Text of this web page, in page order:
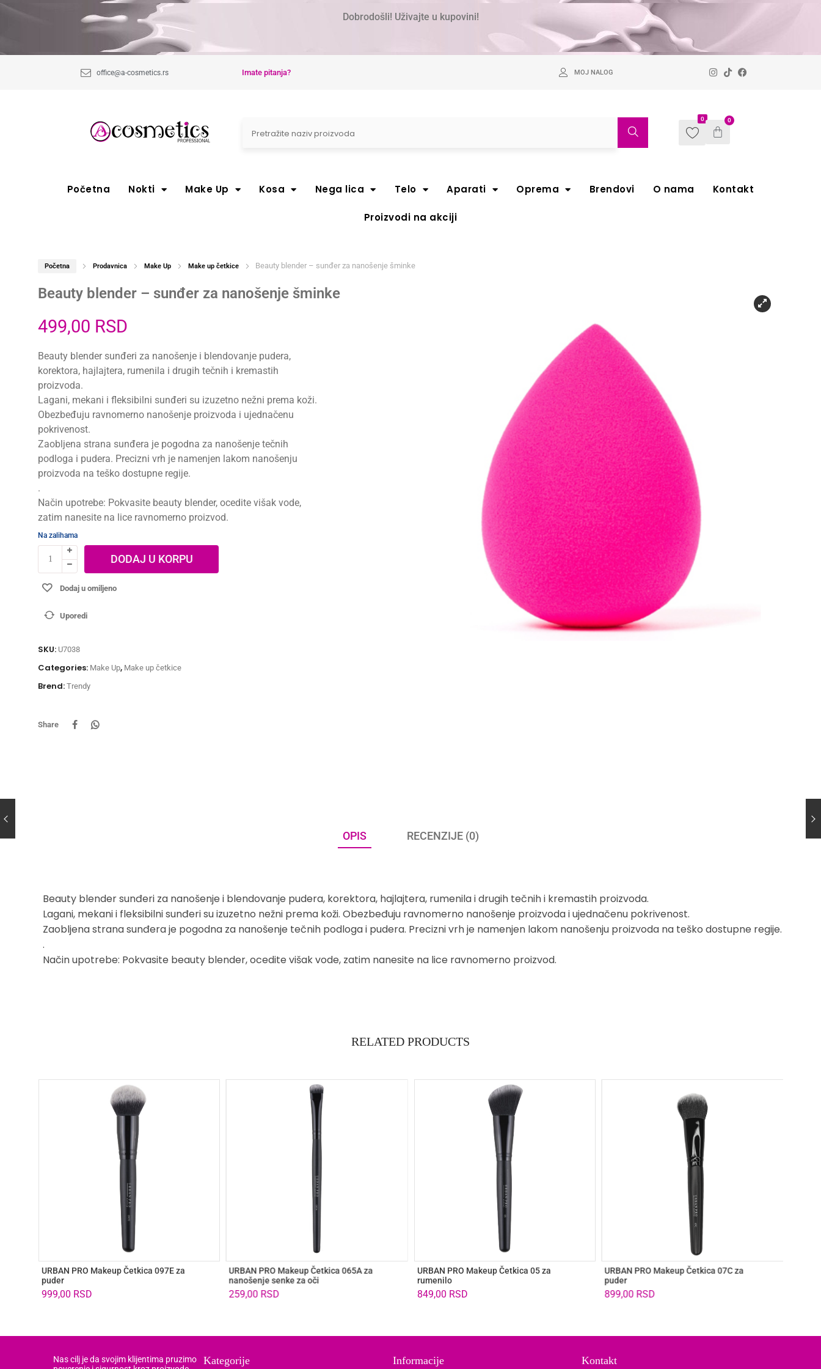
Dobrodošli! Uživajte u kupovini!
office@a-cosmetics.rs Imate pitanja? MOJ NALOG
0 0
Početna Nokti Make Up Kosa Nega lica Telo Aparati Oprema Brendovi O nama Kontakt
Proizvodi na akciji
Početna Prodavnica Make Up Make up četkice Beauty blender – sunđer za nanošenje šminke
Beauty blender – sunđer za nanošenje šminke
499,00 RSD
Beauty blender sunđeri za nanošenje i blendovanje pudera,
korektora, hajlajtera, rumenila i drugih tečnih i kremastih
proizvoda.
Lagani, mekani i fleksibilni sunđeri su izuzetno nežni prema koži.
Obezbeđuju ravnomerno nanošenje proizvoda i ujednačenu
pokrivenost.
Zaobljena strana sunđera je pogodna za nanošenje tečnih
podloga i pudera. Precizni vrh je namenjen lakom nanošenju
proizvoda na teško dostupne regije.
.
Način upotrebe: Pokvasite beauty blender, ocedite višak vode,
zatim nanesite na lice ravnomerno proizvod.
Na zalihama
DODAJ U KORPU
Dodaj u omiljeno
Uporedi
SKU: U7038
Categories: Make Up, Make up četkice
Brend: Trendy
Share
OPIS RECENZIJE (0)
Beauty blender sunđeri za nanošenje i blendovanje pudera, korektora, hajlajtera, rumenila i drugih tečnih i kremastih proizvoda.
Lagani, mekani i fleksibilni sunđeri su izuzetno nežni prema koži. Obezbeđuju ravnomerno nanošenje proizvoda i ujednačenu pokrivenost.
Zaobljena strana sunđera je pogodna za nanošenje tečnih podloga i pudera. Precizni vrh je namenjen lakom nanošenju proizvoda na teško dostupne regije.
.
Način upotrebe: Pokvasite beauty blender, ocedite višak vode, zatim nanesite na lice ravnomerno proizvod.
RELATED PRODUCTS
URBAN PRO Makeup Četkica 097E za
puder
999,00 RSD
URBAN PRO Makeup Četkica 065A za
nanošenje senke za oči
259,00 RSD
URBAN PRO Makeup Četkica 05 za
rumenilo
849,00 RSD
URBAN PRO Makeup Četkica 07C za
puder
899,00 RSD
Nas cilj je da svojim klijentima pruzimo
Kategorije Informacije Kontakt